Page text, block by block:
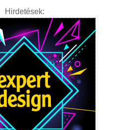
Hirdetések: